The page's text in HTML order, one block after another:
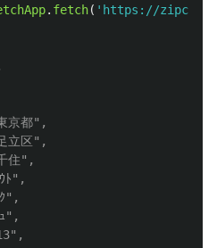
. fetch( ' https://
京都",
立区",
住",
ﾄ",
",
",